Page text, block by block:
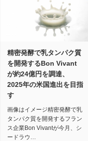
精密発酵で乳タンパク質
を開発するBon Vivant
が約24億円を調達、
2025年の米国進出を目指
す
画像はイメージ精密発酵で乳
タンパク質を開発するフラン
ス企業Bon Vivantが今月、シ
ードラウ…